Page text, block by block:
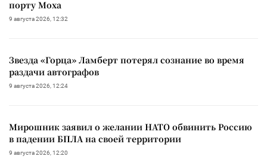
порту Моха
9 августа 2026, 12:32
Звезда «Горца» Ламберт потерял сознание во время
раздачи автографов
9 августа 2026, 12:24
Мирошник заявил о желании НАТО обвинить Россию
в падении БПЛА на своей территории
9 августа 2026, 12:20